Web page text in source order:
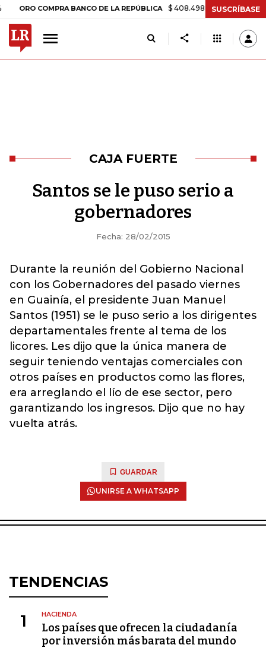
COMPRA BANCO DE LA REPÚBLICA $ 408.498,97 +$ 8.753,81 +2,19%
SUSCRÍBASE
CAJA FUERTE
Santos se le puso serio a
gobernadores
Fecha: 28/02/2015
Durante la reunión del Gobierno Nacional
con los Gobernadores del pasado viernes
en Guainía, el presidente Juan Manuel
Santos (1951) se le puso serio a los dirigentes
departamentales frente al tema de los
licores. Les dijo que la única manera de
seguir teniendo ventajas comerciales con
otros países en productos como las flores,
era arreglando el lío de ese sector, pero
garantizando los ingresos. Dijo que no hay
vuelta atrás.
GUARDAR
UNIRSE A WHATSAPP
TENDENCIAS
1 HACIENDA
Los países que ofrecen la ciudadanía
por inversión más barata del mundo